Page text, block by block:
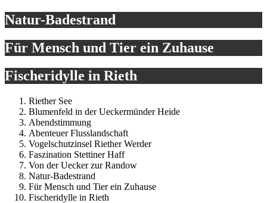
Natur-Badestrand
Für Mensch und Tier ein Zuhause
Fischeridylle in Rieth
Riether See
Blumenfeld in der Ueckermünder Heide
Abendstimmung
Abenteuer Flusslandschaft
Vogelschutzinsel Riether Werder
Faszination Stettiner Haff
Von der Uecker zur Randow
Natur-Badestrand
Für Mensch und Tier ein Zuhause
Fischeridylle in Rieth